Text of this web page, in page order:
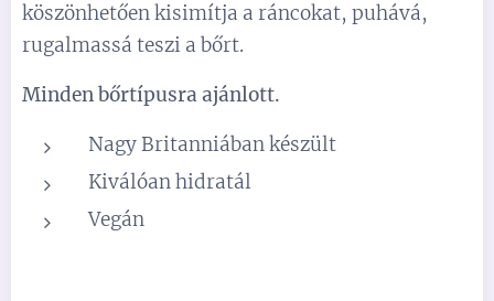
köszönhetően kisimítja a ráncokat, puhává,
rugalmassá teszi a bőrt.
Minden bőrtípusra ajánlott.
Nagy Britanniában készült
Kiválóan hidratál
Vegán